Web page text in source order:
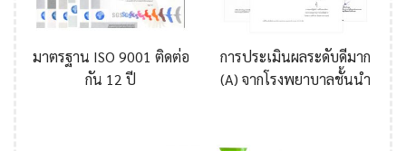
มาตรฐาน ISO 9001 ติดต่อ
กัน 12 ปี
การประเมินผลระดับดีมาก
(A) จากโรงพยาบาลชั้นนำ